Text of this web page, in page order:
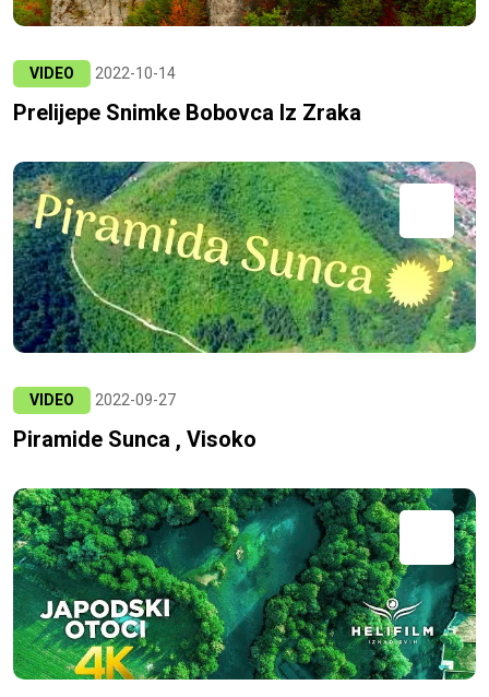
VIDEO 2022-10-14
Prelijepe Snimke Bobovca Iz Zraka
VIDEO 2022-09-27
Piramide Sunca , Visoko